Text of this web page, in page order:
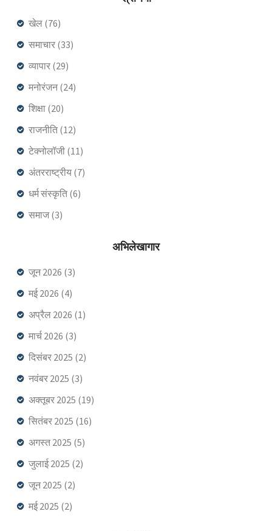
खेल (76)
समाचार (33)
व्यापार (29)
मनोरंजन(24)
शिक्षा (20)
राजनीति (12)
टेक्नोलॉजी (11)
अंतरराष्ट्रीय (7)
धर्म संस्कृति (6)
समाज(3)
अभिलेखागार
जून 2026 (3)
मई 2026 (4)
अप्रैल 2026 (1)
मार्च 2026 (3)
दिसंबर 2025 (2)
नवंबर 2025 (3)
अक्तूबर 2025 (19)
सितंबर 2025 (16)
अगस्त 2025 (5)
जुलाई 2025 (2)
जून 2025 (2)
मई 2025 (2)